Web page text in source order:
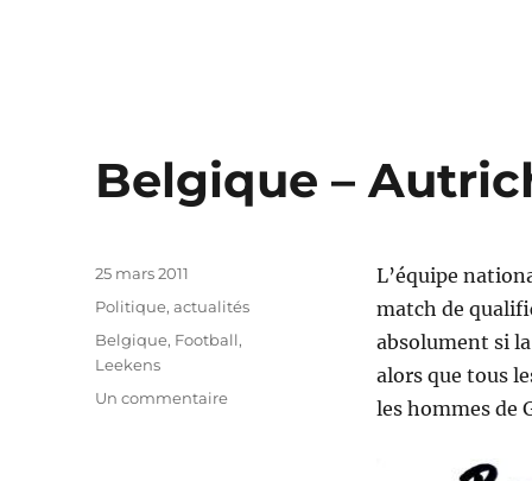
Belgique –
L’équipe
match de
absolument si
alors que tous
les hommes de
Publié
25 mars 2011
Catégories
Politique, actualités
Étiquettes
Belgique, Football,
Leekens
Un commentairesur